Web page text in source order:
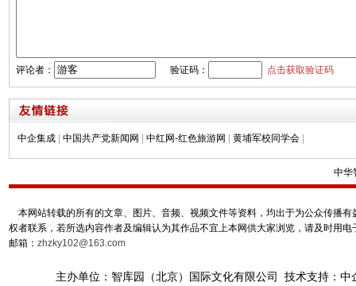
评论者： 验证码： 点击获取验证码
中企集成 中国共产党新闻网 中红网-红色旅游网 黄埔军校同学会
中华
本网站转载的所有的文章、图片、音频、视频文件等资料，均出于为公众传播
权者联系，若所选内容作者及编辑认为其作品不宜上本网供大家浏览，请及时用
邮箱： zhzky102@163.com
主办单位：智库园（北京）国际文化有限公司 技术支持：